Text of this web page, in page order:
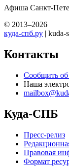
Афиша Санкт-
© 2013–2026
куда-спб.ру | kuda-
Контакты
Сообщить
Наша
Куда-СПБ
Пресс-релиз
Правовая
Формат